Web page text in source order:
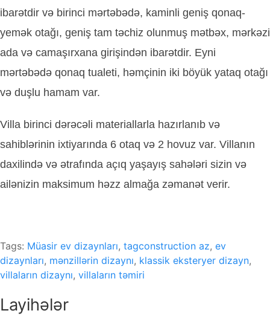
ibarətdir və birinci mərtəbədə, kaminli geniş qonaq-
yemək otağı, geniş tam təchiz olunmuş mətbəx, mərkəzi
ada və camaşırxana girişindən ibarətdir. Eyni
mərtəbədə qonaq tualeti, həmçinin iki böyük yataq otağı
və duşlu hamam var.
Villa birinci dərəcəli materiallarla hazırlanıb və
sahiblərinin ixtiyarında 6 otaq və 2 hovuz var. Villanın
daxilində və ətrafında açıq yaşayış sahələri sizin və
ailənizin maksimum həzz almağa zəmanət verir.
Tags: Müasir ev dizaynları, tagconstruction az, ev
dizaynları, mənzillərin dizaynı, klassik eksteryer dizayn,
villaların dizaynı, villaların təmiri
Layihələr